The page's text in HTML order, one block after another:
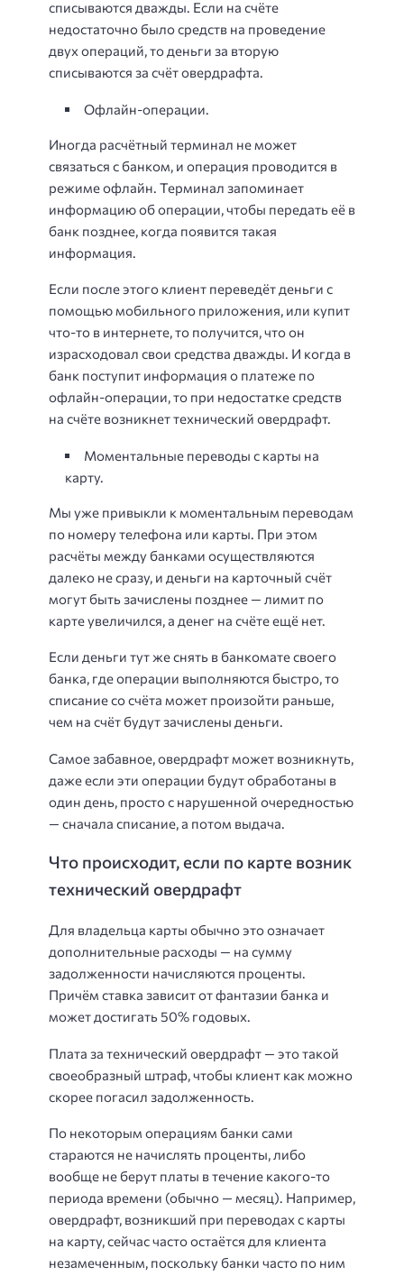
списываются дважды. Если на счёте
недостаточно было средств на проведение
двух операций, то деньги за вторую
списываются за счёт овердрафта.
Офлайн-операции.
Иногда расчётный терминал не может
связаться с банком, и операция проводится в
режиме офлайн. Терминал запоминает
информацию об операции, чтобы передать её в
банк позднее, когда появится такая
информация.
Если после этого клиент переведёт деньги с
помощью мобильного приложения, или купит
что-то в интернете, то получится, что он
израсходовал свои средства дважды. И когда в
банк поступит информация о платеже по
офлайн-операции, то при недостатке средств
на счёте возникнет технический овердрафт.
Моментальные переводы с карты на
карту.
Мы уже привыкли к моментальным переводам
по номеру телефона или карты. При этом
расчёты между банками осуществляются
далеко не сразу, и деньги на карточный счёт
могут быть зачислены позднее — лимит по
карте увеличился, а денег на счёте ещё нет.
Если деньги тут же снять в банкомате своего
банка, где операции выполняются быстро, то
списание со счёта может произойти раньше,
чем на счёт будут зачислены деньги.
Самое забавное, овердрафт может возникнуть,
даже если эти операции будут обработаны в
один день, просто с нарушенной очередностью
— сначала списание, а потом выдача.
Что происходит, если по карте возник
технический овердрафт
Для владельца карты обычно это означает
дополнительные расходы — на сумму
задолженности начисляются проценты.
Причём ставка зависит от фантазии банка и
может достигать 50% годовых.
Плата за технический овердрафт — это такой
своеобразный штраф, чтобы клиент как можно
скорее погасил задолженность.
По некоторым операциям банки сами
стараются не начислять проценты, либо
вообще не берут платы в течение какого-то
периода времени (обычно — месяц). Например,
овердрафт, возникший при переводах с карты
на карту, сейчас часто остаётся для клиента
незамеченным, поскольку банки часто по ним